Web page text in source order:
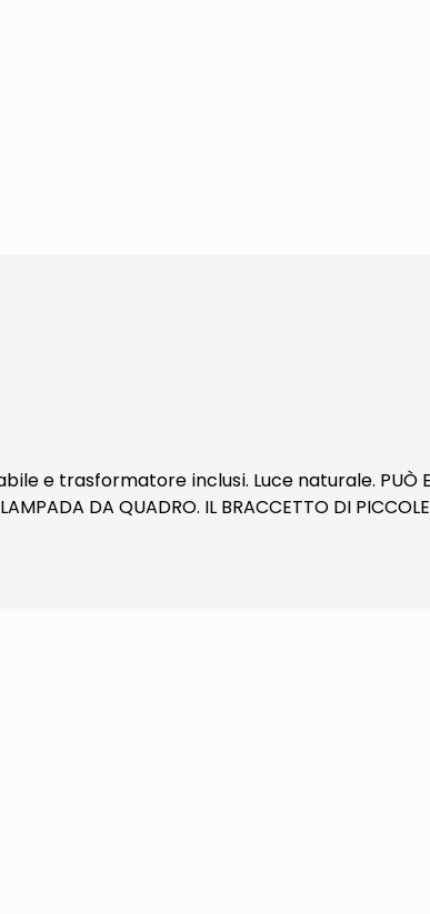
e trasformatore inclusi. Luce naturale. PUÒ
DA QUADRO. IL BRACCETTO DI